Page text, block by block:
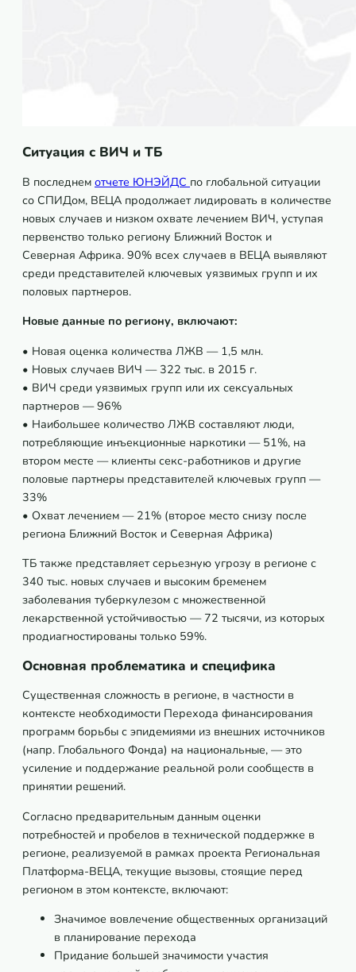
Ситуация с ВИЧ и ТБ
В последнем отчете ЮНЭЙДС по глобальной ситуации
со СПИДом, ВЕЦА продолжает лидировать в количестве
новых случаев и низком охвате лечением ВИЧ, уступая
первенство только региону Ближний Восток и
Северная Африка. 90% всех случаев в ВЕЦА выявляют
среди представителей ключевых уязвимых групп и их
половых партнеров.
Новые данные по региону, включают:
• Новая оценка количества ЛЖВ — 1,5 млн.
• Новых случаев ВИЧ — 322 тыс. в 2015 г.
• ВИЧ среди уязвимых групп или их сексуальных
партнеров — 96%
• Наибольшее количество ЛЖВ составляют люди,
потребляющие инъекционные наркотики — 51%, на
втором месте — клиенты секс-работников и другие
половые партнеры представителей ключевых групп —
33%
• Охват лечением — 21% (второе место снизу после
региона Ближний Восток и Северная Африка)
ТБ также представляет серьезную угрозу в регионе с
340 тыс. новых случаев и высоким бременем
заболевания туберкулезом с множественной
лекарственной устойчивостью — 72 тысячи, из которых
продиагностированы только 59%.
Основная проблематика и специфика
Существенная сложность в регионе, в частности в
контексте необходимости Перехода финансирования
программ борьбы с эпидемиями из внешних источников
(напр. Глобального Фонда) на национальные, — это
усиление и поддержание реальной роли сообществ в
принятии решений.
Согласно предварительным данным оценки
потребностей и пробелов в технической поддержке в
регионе, реализуемой в рамках проекта Региональная
Платформа-ВЕЦА, текущие вызовы, стоящие перед
регионом в этом контексте, включают:
Значимое вовлечение общественных организаций
в планирование перехода
Придание большей значимости участия